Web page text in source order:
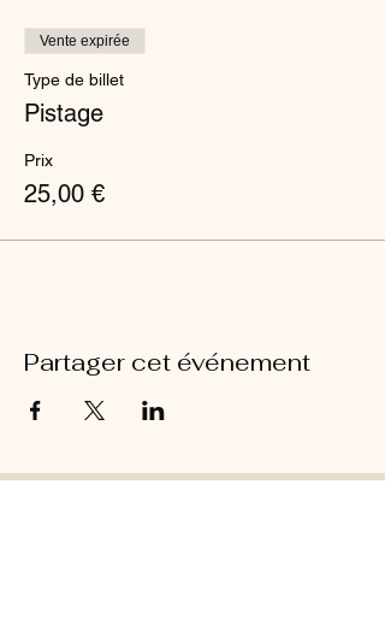
Vente expirée
Type de billet
Pistage
Prix
25,00 €
Partager cet événement